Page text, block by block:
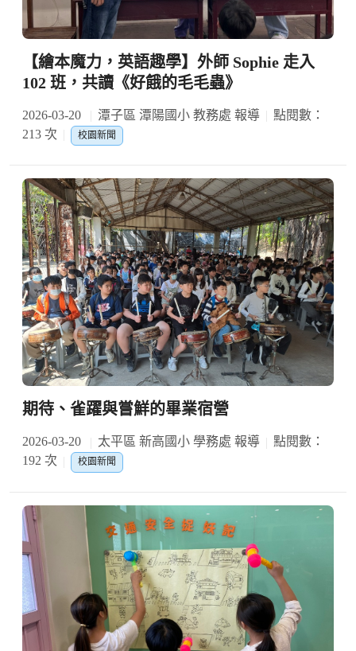
【繪本魔力，英語趣學】外師 Sophie 走入
102 班，共讀《好餓的毛毛蟲》
2026-03-20 潭子區 潭陽國小 教務處 報導
點閱數：
213 次
校園新聞
期待、雀躍與嘗鮮的畢業宿營
2026-03-20 太平區 新高國小 學務處 報導
點閱數：
192 次
校園新聞